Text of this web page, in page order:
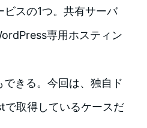
スの1つ。共有サーバ
専用ホスティン
きる。今回は、独自ド
で取得しているケースだ